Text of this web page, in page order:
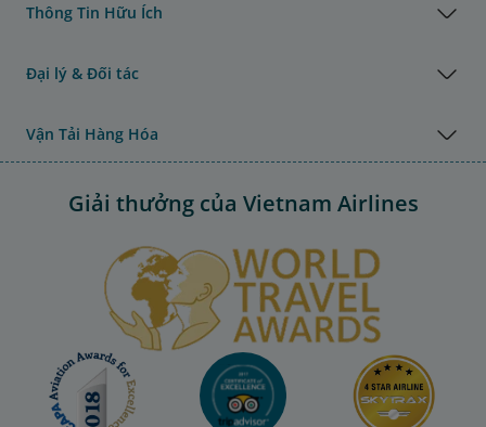
Thông Tin Hữu Ích
Đại lý & Đối tác
Vận Tải Hàng Hóa
Giải thưởng của Vietnam Airlines